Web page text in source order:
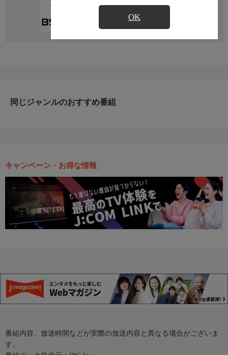
OK
直近の放送予定はありません
同じジャンルのおすすめ番組
キャンペーン・お得な情報
番組内容、放送時間などが実際の放送内容と異なる場合がございま
す。